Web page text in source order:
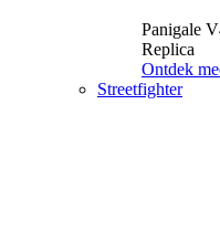
Panigale
Replica
Ontdek
Streetfighter